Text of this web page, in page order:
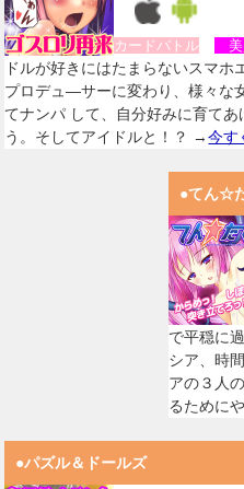
カードバトル
ドルが好きにはたまらないスマホ
プロデュ―サーに変わり、様々な
てナンパ して、自分好みに育てあ
う。そしてアイドルと！？ →今す
●てん☆
で平穏に
シア、時
アの３人
るために
●パズル＆ドールズ